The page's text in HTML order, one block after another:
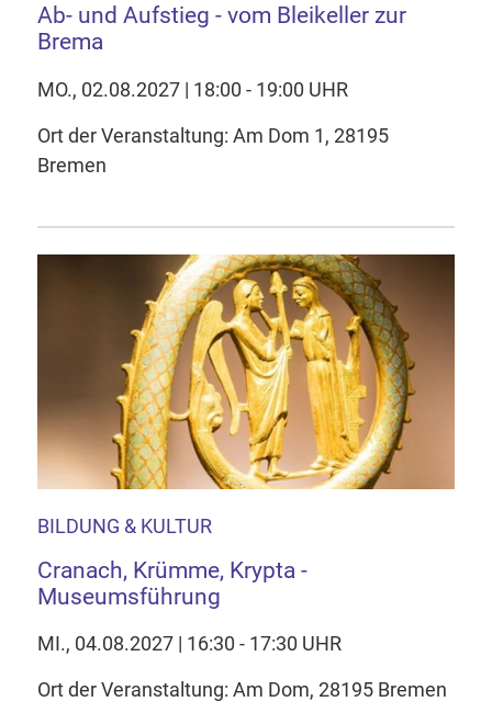
Ab- und Aufstieg - vom Bleikeller zur
Brema
MO., 02.08.2027 | 18:00 - 19:00 UHR
Ort der Veranstaltung: Am Dom 1, 28195
Bremen
BILDUNG & KULTUR
Cranach, Krümme, Krypta -
Museumsführung
MI., 04.08.2027 | 16:30 - 17:30 UHR
Ort der Veranstaltung: Am Dom, 28195 Bremen